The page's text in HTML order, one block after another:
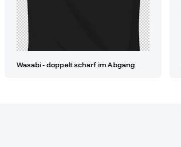
Wasabi - doppelt scharf im Abgang